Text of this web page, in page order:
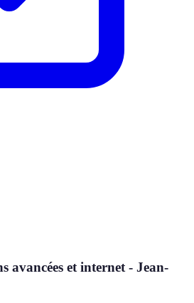
avancées et internet - Jean-